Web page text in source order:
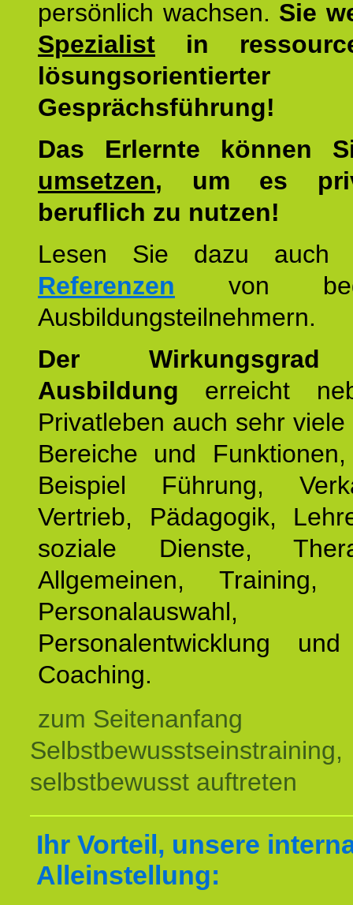
persönlich wachsen. Sie
Spezialist in
lösungsorientierter
Gesprächsführung!
Das Erlernte können
umsetzen, um es
beruflich zu nutzen!
Lesen Sie dazu
Referenzen von
Ausbildungsteilnehmern.
Der
Ausbildung erreicht
Privatleben auch sehr
Bereiche und
Beispiel Führung,
Vertrieb, Pädagogik,
soziale Dienste,
Allgemeinen, Training,
Personalauswahl,
Personalentwicklung
Coaching.
zum Seitenanfang
Selbstbewusstseinstraining,
selbstbewusst auftreten
Ihr Vorteil, unsere
Alleinstellung: